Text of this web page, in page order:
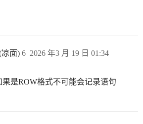
凉面) 2026 年3 月 19 日 01:34
6
是ROW格式不可能会记录语句